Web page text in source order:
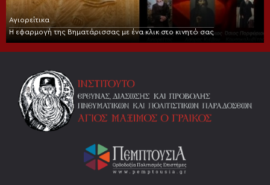
Αγιορείτικα
Η εφαρμογή της Βηματάρισσας με ένα κλικ στο κινητό σας